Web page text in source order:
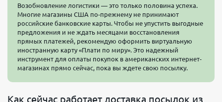
Возобновление логистики — это только половина успеха.
Многие магазины США по-прежнему не принимают
российские банковские карты. Чтобы не упустить выгодные
предложения и не ждать месяцами восстановления
прямых платежей, рекомендую оформить виртуальную
иностранную карту «Плати по миру». Это надежный
инструмент для оплаты покупок в американских интернет-
магазинах прямо сейчас, пока вы ждете свою посылку.
Как сейчас работает доставка посылок из